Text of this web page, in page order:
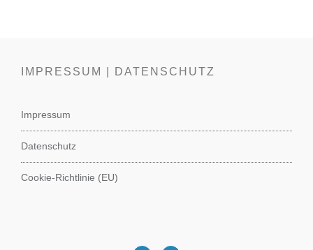
IMPRESSUM | DATENSCHUTZ
Impressum
Datenschutz
Cookie-Richtlinie (EU)